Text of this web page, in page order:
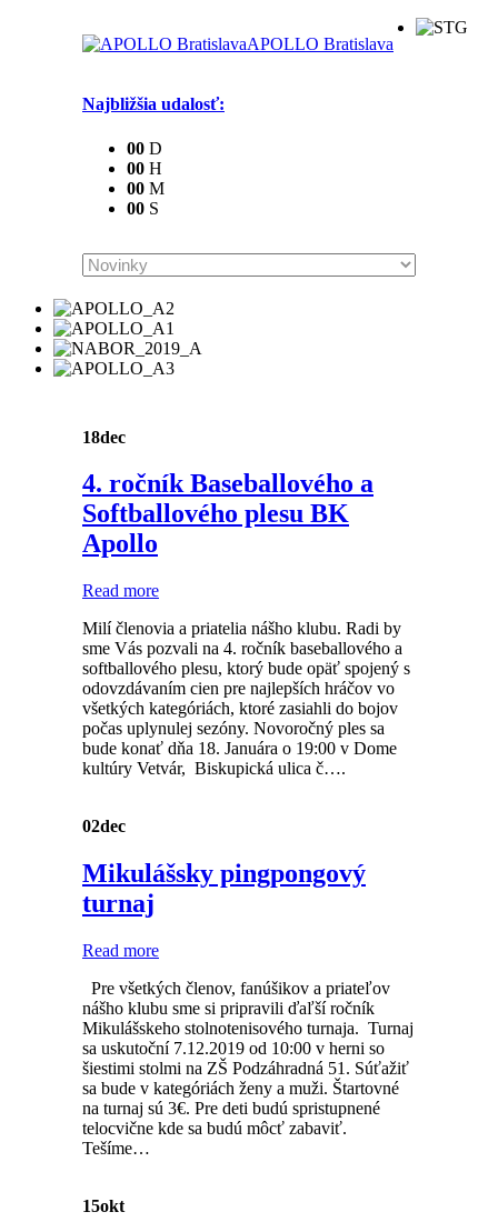
APOLLO Bratislava
Najbližšia udalosť:
00 D
00 H
00 M
00 S
18dec
4. ročník Baseballového a
Softballového plesu BK
Apollo
Read more
Milí členovia a priatelia nášho klubu. Radi by
sme Vás pozvali na 4. ročník baseballového a
softballového plesu, ktorý bude opäť spojený s
odovzdávaním cien pre najlepších hráčov vo
všetkých kategóriách, ktoré zasiahli do bojov
počas uplynulej sezóny. Novoročný ples sa
bude konať dňa 18. Januára o 19:00 v Dome
kultúry Vetvár, Biskupická ulica č….
02dec
Mikulášsky pingpongový
turnaj
Read more
Pre všetkých členov, fanúšikov a priateľov
nášho klubu sme si pripravili ďaľší ročník
Mikulášskeho stolnotenisového turnaja. Turnaj
sa uskutoční 7.12.2019 od 10:00 v herni so
šiestimi stolmi na ZŠ Podzáhradná 51. Súťažiť
sa bude v kategóriách ženy a muži. Štartovné
na turnaj sú 3€. Pre deti budú spristupnené
telocvične kde sa budú môcť zabaviť.
Tešíme…
15okt